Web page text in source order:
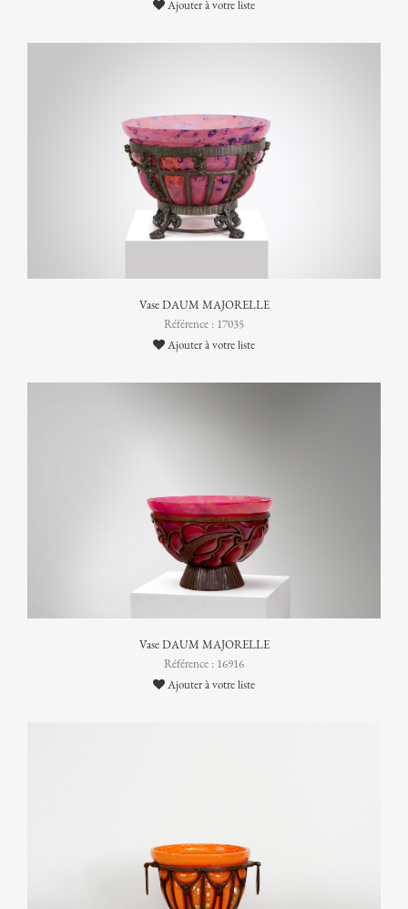
Ajouter à votre liste
Vase DAUM MAJORELLE
Référence : 17035
Ajouter à votre liste
Vase DAUM MAJORELLE
Référence : 16916
Ajouter à votre liste